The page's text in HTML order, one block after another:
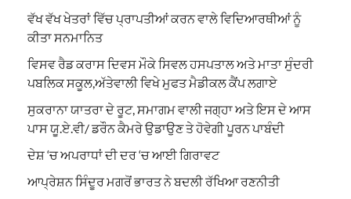
ਵੱਖ ਵੱਖ ਖੇਤਰਾਂ ਵਿੱਚ ਪ੍ਰਾਪਤੀਆਂ ਕਰਨ ਵਾਲੇ ਵਿਦਿਆਰਥੀਆਂ ਨੂੰ
ਕੀਤਾ ਸਨਮਾਨਿਤ
ਵਿਸਵ ਰੈਡ ਕਰਾਸ ਦਿਵਸ ਮੌਕੇ ਸਿਵਲ ਹਸਪਤਾਲ ਅਤੇ ਮਾਤਾ ਸੁੰਦਰੀ
ਪਬਲਿਕ ਸਕੂਲ,ਅੱਤੇਵਾਲੀ ਵਿਖੇ ਮੁਫਤ ਮੈਡੀਕਲ ਕੈਂਪ ਲਗਾਏ
ਸੁਕਰਾਨਾ ਯਾਤਰਾ ਦੇ ਰੂਟ, ਸਮਾਗਮ ਵਾਲੀ ਜਗ੍ਹਾ ਅਤੇ ਇਸ ਦੇ ਆਸ
ਪਾਸ ਯੂ.ਏ.ਵੀ/ ਡਰੌਨ ਕੈਮਰੇ ਉਡਾਉਣ ਤੇ ਹੋਵੇਗੀ ਪੂਰਨ ਪਾਬੰਦੀ
ਦੇਸ਼ ‘ਚ ਅਪਰਾਧਾਂ ਦੀ ਦਰ ‘ਚ ਆਈ ਗਿਰਾਵਟ
ਆਪ੍ਰੇਸ਼ਨ ਸਿੰਦੂਰ ਮਗਰੋਂ ਭਾਰਤ ਨੇ ਬਦਲੀ ਰੱਖਿਆ ਰਣਨੀਤੀ